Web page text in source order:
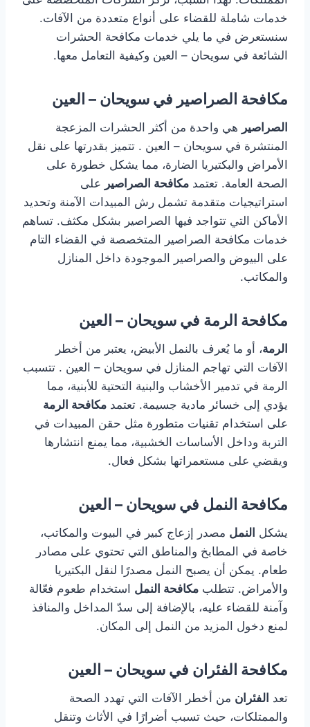
خدمات شاملة للقضاء على أنواع متعددة من الآفات.
سنستعرض في ما يلي خدمات مكافحة الحشرات
الشائعة في سويحان – العين وكيفية التعامل معها.
مكافحة الصراصير في سويحان – العين
الصراصير هي واحدة من أكثر الحشرات المزعجة
المنتشرة في سويحان – العين . تتميز بقدرتها على نقل
الأمراض والبكتيريا الضارة، مما يشكل خطورة على
الصحة العامة. تعتمد مكافحة الصراصير على
استراتيجيات متقدمة تشمل رش المبيدات الآمنة وتحديد
الأماكن التي تتواجد فيها الصراصير بشكل مكثف. تساهم
خدمات مكافحة الصراصير المتخصصة في القضاء التام
على البيوض والصراصير الموجودة داخل المنازل
والمكاتب.
مكافحة الرمة في سويحان – العين
الرمة، أو ما يُعرف بالنمل الأبيض، يعتبر من أخطر
الآفات التي تهاجم المنازل في سويحان – العين . تتسبب
الرمة في تدمير الأخشاب والبنية التحتية للأبنية، مما
يؤدي إلى خسائر مادية جسيمة. تعتمد مكافحة الرمة
على استخدام تقنيات متطورة مثل حقن المبيدات في
التربة وداخل الأساسات الخشبية، مما يمنع انتشارها
ويقضي على مستعمراتها بشكل فعال.
مكافحة النمل في سويحان – العين
يشكل النمل مصدر إزعاج كبير في البيوت والمكاتب،
خاصة في المطابخ والمناطق التي تحتوي على مصادر
طعام. يمكن أن يصبح النمل مصدرًا لنقل البكتيريا
والأمراض. تتطلب مكافحة النمل استخدام طعوم فعّالة
وآمنة للقضاء عليه، بالإضافة إلى سدّ المداخل والمنافذ
لمنع دخول المزيد من النمل إلى المكان.
مكافحة الفئران في سويحان – العين
تعد الفئران من أخطر الآفات التي تهدد الصحة
والممتلكات، حيث تسبب أضرارًا في الأثاث وتنقل